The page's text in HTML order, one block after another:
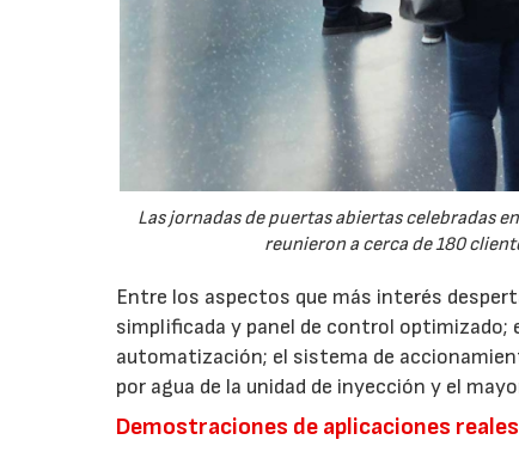
Las jornadas de puertas abiertas celebradas
reunieron a cerca de 180
Entre los aspectos que más interés
simplificada y panel de control
automatización; el sistema de
por agua de la unidad de inyección y el
Demostraciones de aplicaciones reales